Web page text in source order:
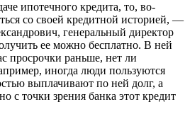
ипотечного кредита, то, во-
со своей кредитной историей, —
генеральный директор
ее можно бесплатно. В ней
просрочки раньше, нет ли
иногда люди пользуются
выплачивают по ней долг, а
с точки зрения банка этот кредит